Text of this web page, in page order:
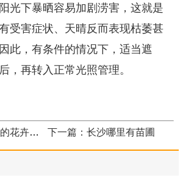
光下暴晒容易加剧涝害，这就是
受害症状、天晴反而表现枯萎甚
此，有条件的情况下，适当遮
，再转入正常光照管理。
上一篇：长沙哪里的花卉最便宜 下一篇：长沙哪里有苗圃